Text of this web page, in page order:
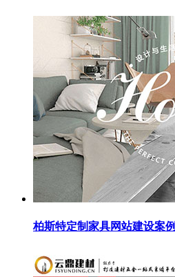
柏斯特定制家具网站建设案例